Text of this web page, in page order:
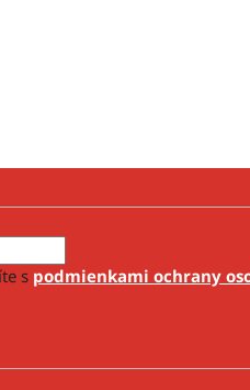
s podmienkami ochrany